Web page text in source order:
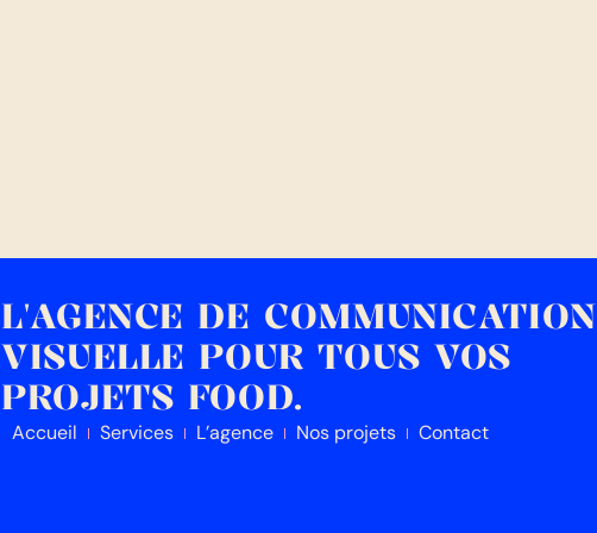
L'AGENCE DE COMMUNICATION
VISUELLE POUR TOUS VOS
PROJETS FOOD.
Accueil Services L’agence Nos projets Contact